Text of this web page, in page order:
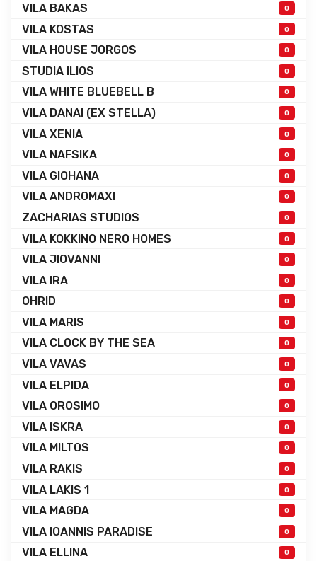
VILA BAKAS 0
VILA KOSTAS 0
VILA HOUSE JORGOS 0
STUDIA ILIOS 0
VILA WHITE BLUEBELL B 0
VILA DANAI (EX STELLA) 0
VILA XENIA 0
VILA NAFSIKA 0
VILA GIOHANA 0
VILA ANDROMAXI 0
ZACHARIAS STUDIOS 0
VILA KOKKINO NERO HOMES 0
VILA JIOVANNI 0
VILA IRA 0
OHRID 0
VILA MARIS 0
VILA CLOCK BY THE SEA 0
VILA VAVAS 0
VILA ELPIDA 0
VILA OROSIMO 0
VILA ISKRA 0
VILA MILTOS 0
VILA RAKIS 0
VILA LAKIS 1 0
VILA MAGDA 0
VILA IOANNIS PARADISE 0
VILA ELLINA 0